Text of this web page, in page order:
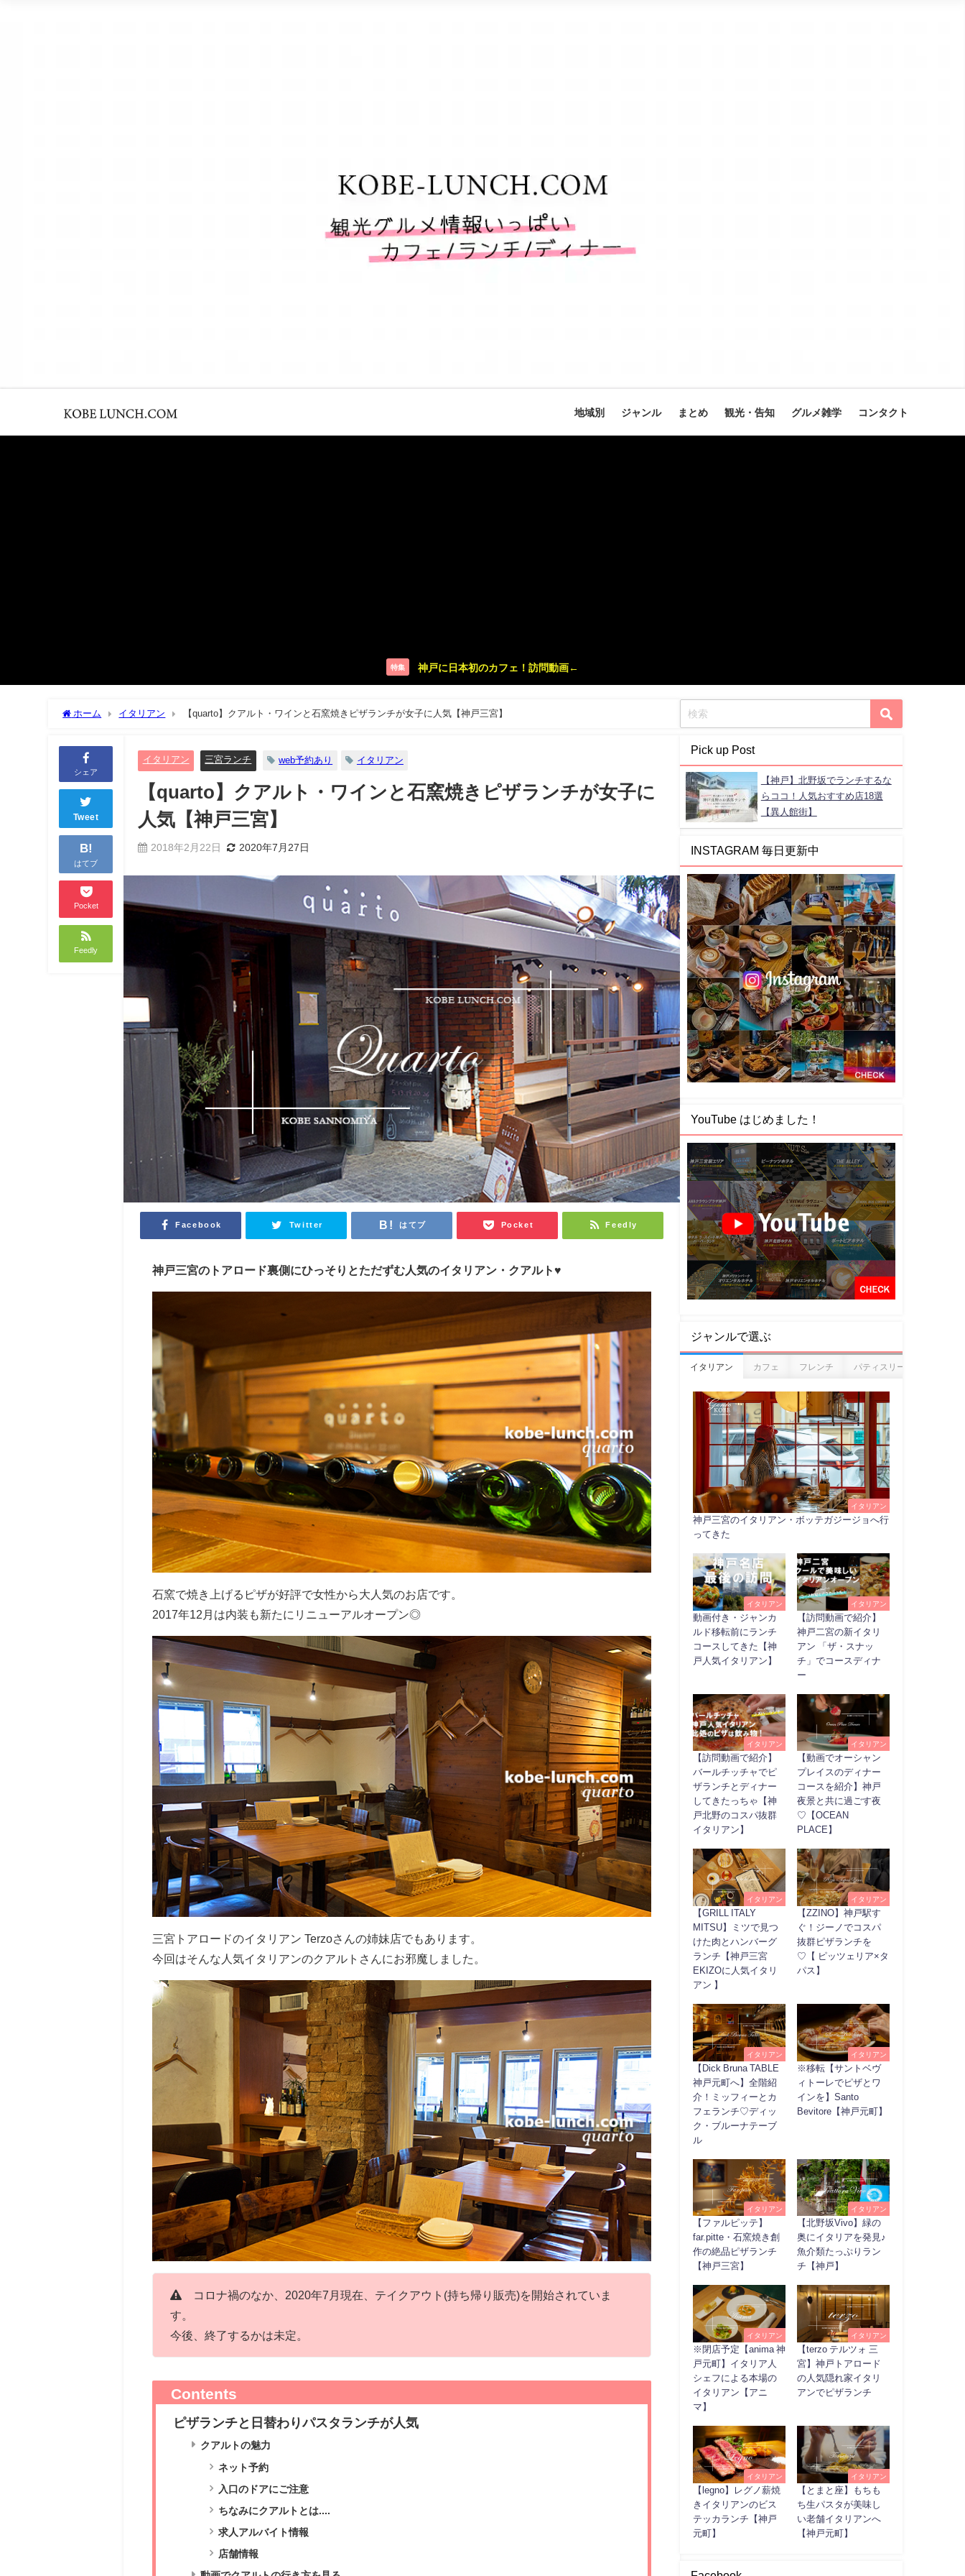
地域別 ジャンル まとめ 観光・告知 グルメ雑学 コンタクト
特集 神戸に日本初のカフェ！訪問動画←
ホーム イタリアン 【quarto】クアルト・ワインと石窯焼きピザランチが女子に人気【神戸三宮】
シェア
Tweet
B!
はてブ
Pocket
Feedly
イタリアン 三宮ランチ web予約あり イタリアン
【quarto】クアルト・ワインと石窯焼きピザランチが女子に
人気【神戸三宮】
2018年2月22日 2020年7月27日
Facebook Twitter はてブ Pocket Feedly
神戸三宮のトアロード裏側にひっそりとただずむ人気のイタリアン・クアルト♥
石窯で焼き上げるピザが好評で女性から大人気のお店です。
2017年12月は内装も新たにリニューアルオープン◎
三宮トアロードのイタリアン Terzoさんの姉妹店でもあります。
今回はそんな人気イタリアンのクアルトさんにお邪魔しました。
コロナ禍のなか、2020年7月現在、テイクアウト(持ち帰り販売)を開始されていま
す。
今後、終了するかは未定。
Contents
ピザランチと日替わりパスタランチが人気
クアルトの魅力
ネット予約
入口のドアにご注意
ちなみにクアルトとは....
求人アルバイト情報
店舗情報
Pick up Post
【神戸】北野坂でランチするな
らココ！人気おすすめ店18選
【異人館街】
INSTAGRAM 毎日更新中
YouTube はじめました！
ジャンルで選ぶ
イタリアン カフェ フレンチ パティスリー
イタリアン
神戸三宮のイタリアン・ボッテガジージョへ行
ってきた
イタリアン
動画付き・ジャンカ
ルド移転前にランチ
コースしてきた【神
戸人気イタリアン】
イタリアン
【訪問動画で紹介】
神戸二宮の新イタリ
アン 「ザ・スナッ
チ」でコースディナ
ー
イタリアン
【訪問動画で紹介】
バールチッチャでピ
ザランチとディナー
してきたっちゃ【神
戸北野のコスパ抜群
イタリアン】
イタリアン
【動画でオーシャン
プレイスのディナー
コースを紹介】神戸
夜景と共に過ごす夜
♡【OCEAN
PLACE】
イタリアン
【GRILL ITALY
MITSU】ミツで見つ
けた肉とハンバーグ
ランチ【神戸三宮
EKIZOに人気イタリ
アン 】
イタリアン
【ZZINO】神戸駅す
ぐ！ジーノでコスパ
抜群ピザランチを
♡【 ピッツェリア×タ
パス】
イタリアン
【Dick Bruna TABLE
神戸元町へ】全階紹
介！ミッフィーとカ
フェランチ♡ディッ
ク・ブルーナテーブ
ル
イタリアン
※移転【サントベヴ
ィトーレでピザとワ
インを】Santo
Bevitore【神戸元町】
イタリアン
【ファルピッテ】
far.pitte・石窯焼き創
作の絶品ピザランチ
【神戸三宮】
イタリアン
【北野坂Vivo】緑の
奥にイタリアを発見♪
魚介類たっぷりラン
チ【神戸】
イタリアン
※閉店予定【anima 神
戸元町】イタリア人
シェフによる本場の
イタリアン【アニ
マ】
イタリアン
【terzo テルツォ 三
宮】神戸トアロード
の人気隠れ家イタリ
アンでピザランチ
イタリアン
【legno】レグノ薪焼
きイタリアンのビス
テッカランチ【神戸
元町】
イタリアン
【とまと座】もちも
ち生パスタが美味し
い老舗イタリアンへ
【神戸元町】